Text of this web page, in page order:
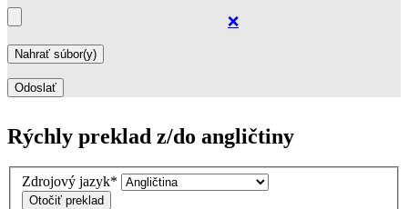
❌
Rýchly preklad z/do angličtiny
Zdrojový jazyk*
Otočiť preklad